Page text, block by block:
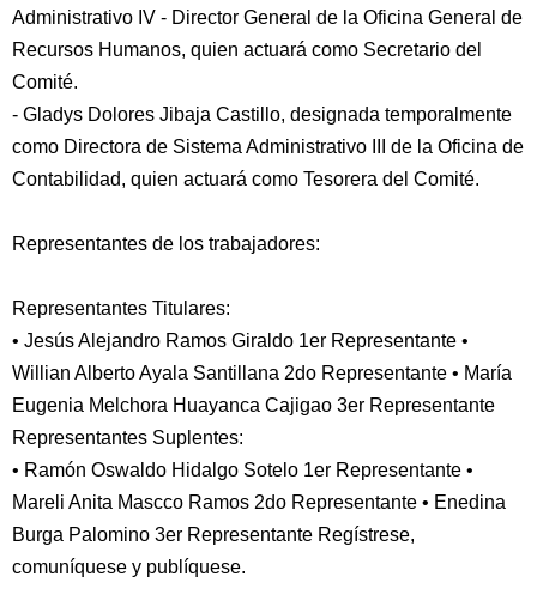
Administrativo IV - Director General de la Oficina General de
Recursos Humanos, quien actuará como Secretario del
Comité.
- Gladys Dolores Jibaja Castillo, designada temporalmente
como Directora de Sistema Administrativo III de la Oficina de
Contabilidad, quien actuará como Tesorera del Comité.
Representantes de los trabajadores:
Representantes Titulares:
• Jesús Alejandro Ramos Giraldo 1er Representante •
Willian Alberto Ayala Santillana 2do Representante • María
Eugenia Melchora Huayanca Cajigao 3er Representante
Representantes Suplentes:
• Ramón Oswaldo Hidalgo Sotelo 1er Representante •
Mareli Anita Mascco Ramos 2do Representante • Enedina
Burga Palomino 3er Representante Regístrese,
comuníquese y publíquese.